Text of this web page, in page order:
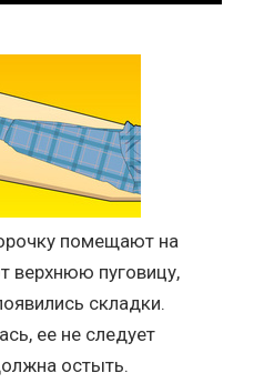
помещают на
верхнюю пуговицу,
складки.
ее не следует
остыть.